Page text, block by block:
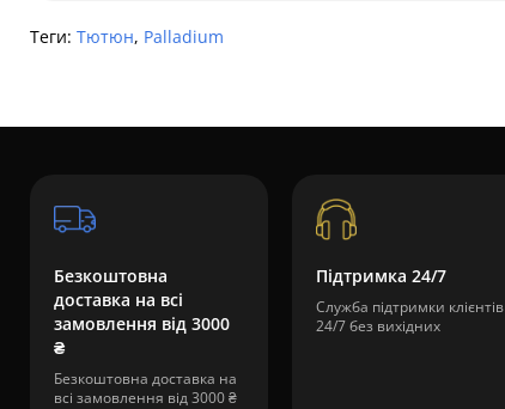
Теги: Тютюн, Palladium
Безкоштовна
доставка на всі
замовлення від 3000
₴
Безкоштовна доставка на
всі замовлення від 3000 ₴
Підтримка 24/7
Служба підтримки клієнтів
24/7 без вихідних